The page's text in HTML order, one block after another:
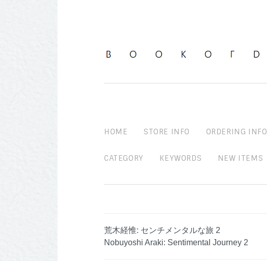
HOME STORE INFO ORDERING INFO
CATEGORY KEYWORDS NEW ITEMS
荒木経惟: センチメンタルな旅 2
Nobuyoshi Araki: Sentimental Journey 2